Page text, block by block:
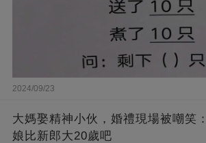
2024/09/23
大媽娶精神小伙，婚禮現場被嘲笑
娘比新郎大20歲吧